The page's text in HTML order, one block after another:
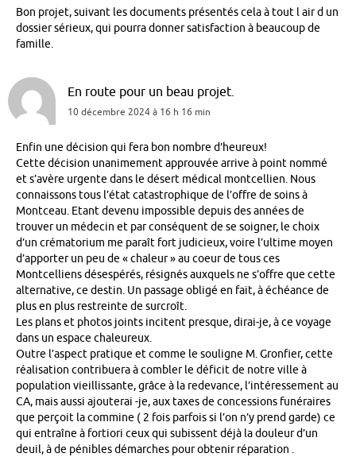
Bon projet, suivant les documents présentés cela à tout l air d un
dossier sérieux, qui pourra donner satisfaction à beaucoup de
famille.
En route pour un beau projet.
10 décembre 2024 à 16 h 16 min
Enfin une décision qui fera bon nombre d’heureux!
Cette décision unanimement approuvée arrive à point nommé
et s’avère urgente dans le désert médical montcellien. Nous
connaissons tous l’état catastrophique de l’offre de soins à
Montceau. Etant devenu impossible depuis des années de
trouver un médecin et par conséquent de se soigner, le choix
d’un crématorium me paraît fort judicieux, voire l’ultime moyen
d’apporter un peu de « chaleur » au coeur de tous ces
Montcelliens désespérés, résignés auxquels ne s’offre que cette
alternative, ce destin. Un passage obligé en fait, à échéance de
plus en plus restreinte de surcroît.
Les plans et photos joints incitent presque, dirai-je, à ce voyage
dans un espace chaleureux.
Outre l’aspect pratique et comme le souligne M. Gronfier, cette
réalisation contribuera à combler le déficit de notre ville à
population vieillissante, grâce à la redevance, l’intéressement au
CA, mais aussi ajouterai -je, aux taxes de concessions funéraires
que perçoit la commine ( 2 fois parfois si l’on n’y prend garde) ce
qui entraîne à fortiori ceux qui subissent déjà la douleur d’un
deuil, à de pénibles démarches pour obtenir réparation .